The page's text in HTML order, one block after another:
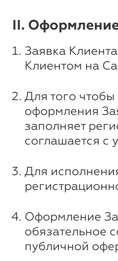
II.
Заявка
Клиентом на
Для того
оформления
заполняет
соглашается с
Для
Оформление
обязательное
публичной